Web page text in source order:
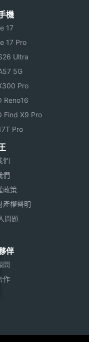
機
17
17 Pro
Ultra
5G
Pro
Reno16
Find X9 Pro
Pro
們
們
政策
產權聲明
問題
伴
問
作